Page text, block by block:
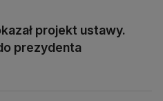
projekt ustawy.
prezydenta